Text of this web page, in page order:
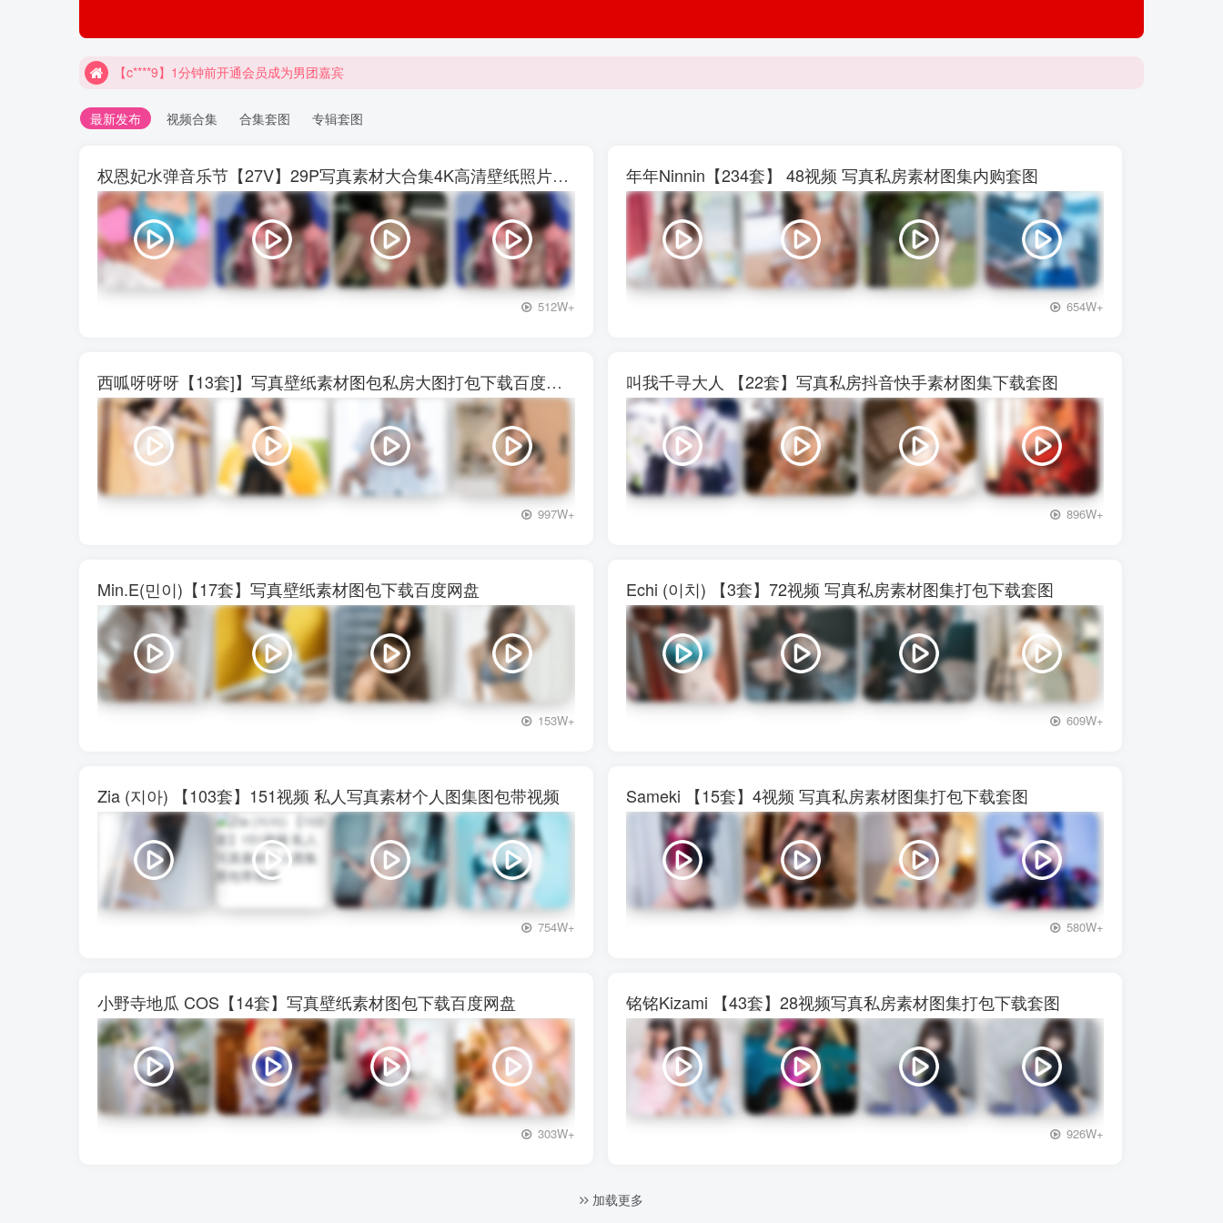
【c****9】1分钟前开通会员成为男团嘉宾
最新发布 视频合集 合集套图 专辑套图
权恩妃水弹音乐节【27V】29P写真素材大合集4K高清壁纸照片素材
+3
512W+
年年Ninnin【234套】 48视频 写真私房素材图集内购套图
+3
654W+
西呱呀呀呀【13套]】写真壁纸素材图包私房大图打包下载百度网盘
997W+
叫我千寻大人 【22套】写真私房抖音快手素材图集下载套图
896W+
Min.E(민이)【17套】写真壁纸素材图包下载百度网盘
+3
153W+
Echi (이치) 【3套】72视频 写真私房素材图集打包下载套图
609W+
Zia (지아) 【103套】151视频 私人写真素材个人图集图包带视频
+3
754W+
Sameki 【15套】4视频 写真私房素材图集打包下载套图
580W+
小野寺地瓜 COS【14套】写真壁纸素材图包下载百度网盘
303W+
铭铭Kizami 【43套】28视频写真私房素材图集打包下载套图
+3
926W+
加载更多